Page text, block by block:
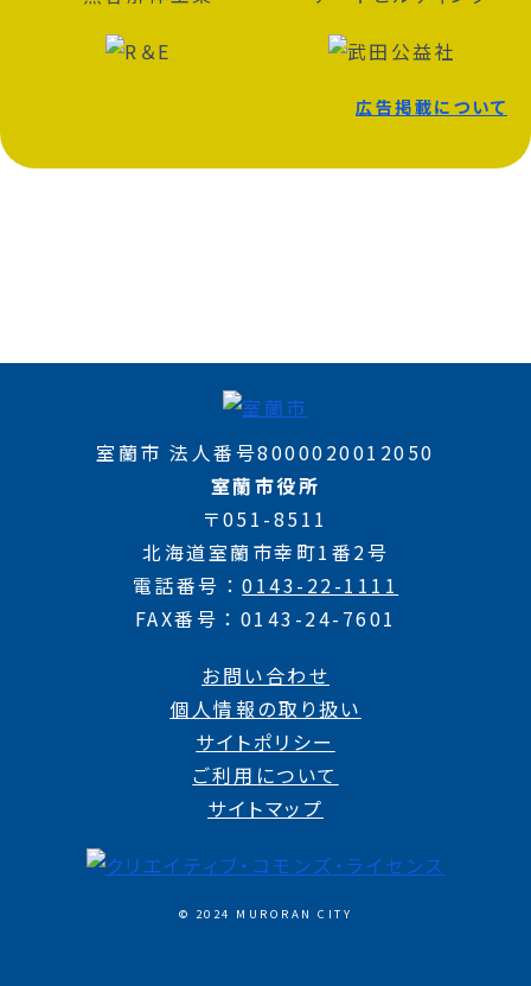
広告掲載について
室蘭市 法人番号8000020012050
室蘭市役所
〒051-8511
北海道室蘭市幸町1番2号
電話番号
0143-22-1111
FAX番号
0143-24-7601
お問い合わせ
個人情報の取り扱い
サイトポリシー
ご利用について
サイトマップ
© 2024 MURORAN CITY